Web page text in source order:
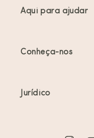
Ofertas e promoções
Aqui para ajudar
Conheça-nos
Jurídico